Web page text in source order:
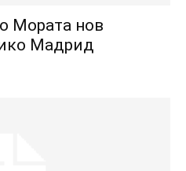
Мората нов
Мадрид